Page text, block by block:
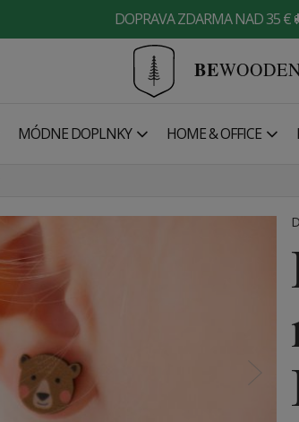
DOPRAVA ZDARMA NAD 35 €
BE
MÓDNE DOPLNKY HOME & OFFICE